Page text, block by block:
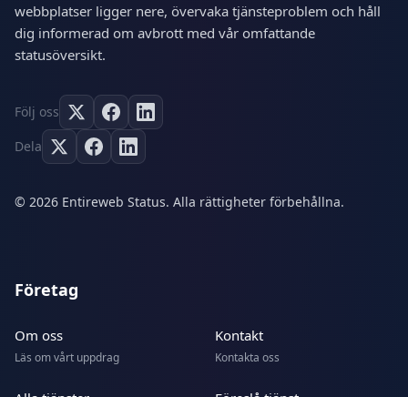
webbplatser ligger nere, övervaka tjänsteproblem och håll
dig informerad om avbrott med vår omfattande
statusöversikt.
Följ oss
Dela
© 2026 Entireweb Status. Alla rättigheter förbehållna.
Företag
Om oss
Läs om vårt uppdrag
Kontakt
Kontakta oss